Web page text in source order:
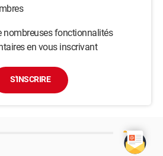
nombreuses fonctionnalités
en vous inscrivant
S'INSCRIRE